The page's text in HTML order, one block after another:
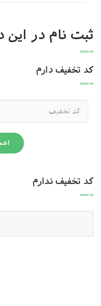
ثبت نام در این
کد تخفیف دارم
کد تخفیف ندارم